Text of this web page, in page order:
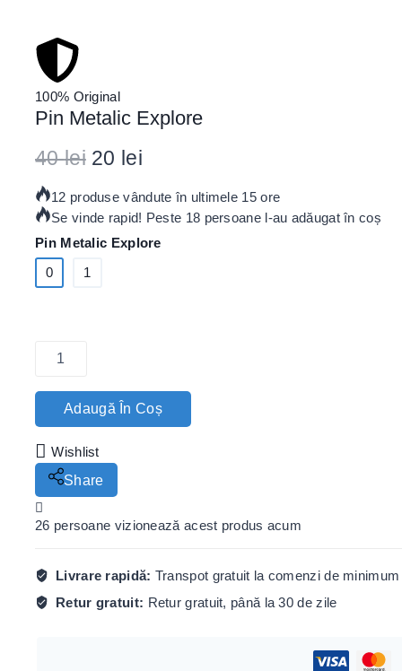
100% Original
Pin Metalic Explore
40lei 20 lei
12 produse vândute în ultimele 15 ore
Se vinde rapid! Peste 18 persoane l-au adăugat în coș
Pin Metalic Explore
0
1
Adaugă În Coș
Wishlist
Share
26 persoane vizionează acest produs acum
Livrare rapidă: Transpot gratuit la comenzi de
Retur gratuit: Retur gratuit, până la 30 de zile